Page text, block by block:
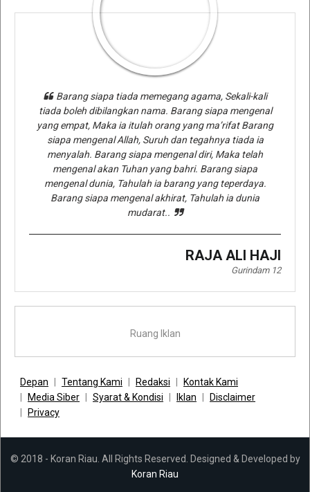
Barang siapa tiada memegang agama, Sekali-kali
tiada boleh dibilangkan nama. Barang siapa mengenal
yang empat, Maka ia itulah orang yang ma’rifat Barang
siapa mengenal Allah, Suruh dan tegahnya tiada ia
menyalah. Barang siapa mengenal diri, Maka telah
mengenal akan Tuhan yang bahri. Barang siapa
mengenal dunia, Tahulah ia barang yang teperdaya.
Barang siapa mengenal akhirat, Tahulah ia dunia
mudarat..
RAJA ALI HAJI
Gurindam 12
Ruang Iklan
Depan Tentang Kami Redaksi
Kontak Kami
Media Siber
Syarat & Kondisi Iklan
Disclaimer
Privacy
© 2018 - Koran Riau. All Rights Reserved. Designed & Developed by
Koran Riau